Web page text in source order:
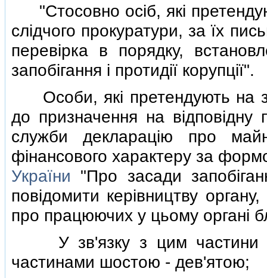
"Стосовно осiб, якi
слiдчого прокуратури, за їх
перевiрка в порядку,
запобiгання i протидiї корупцiї".
Особи, якi претендують на
до призначення на вiдповiдну
служби декларацiю про
фiнансового характеру за
України "Про засади
повiдомити керiвництву
про працюючих у цьому органi
У зв'язку з цим частини
частинами шостою - дев'ятою;